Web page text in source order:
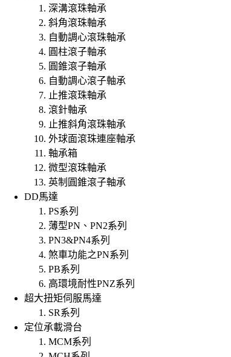
深溝滾珠軸承
斜角滾珠軸承
自動調心滾珠軸承
圓柱滾子軸承
圓錐滾子軸承
自動調心滾子軸承
止推滾珠軸承
滾針軸承
止推斜角滾珠軸承
外球面滾珠連座軸承
軸承箱
微型滾珠軸承
英制圓錐滾子軸承
DD馬達
PS系列
薄型PN、PN2系列
PN3&PN4系列
煞車功能之PN系列
PB系列
高環境耐性PNZ系列
超大扭矩伺服馬達
SR系列
定位承載滑台
MCM系列